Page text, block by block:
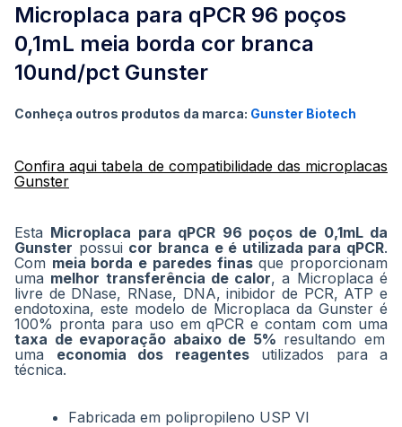
para
o
início
da
Galeria
imagens
Microplaca para qPCR 96 poços
0,1mL meia borda cor branca
10und/pct Gunster
Conheça outros produtos da marca: Gunster Biotech
Confira aqui tabela de compatibilidade das microplacas
Gunster
Esta Microplaca para qPCR 96 poços de 0,1mL da
Gunster possui cor branca e é utilizada para qPCR.
Com meia borda e paredes finasque proporcionam
uma melhor transferência de calor, a Microplaca é
livre de DNase, RNase, DNA, inibidor de PCR, ATP e
endotoxina, este modelo de Microplaca da Gunster é
100% pronta para uso em qPCR e contam com uma
taxa de evaporação abaixo de 5% resultando em
uma economia dos reagentesutilizados para a
técnica.
Fabricada em polipropileno USP VI